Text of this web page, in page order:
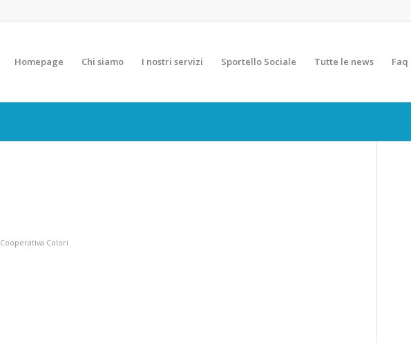
Homepage Chi siamo I nostri servizi Sportello Sociale Tutte le news Faq
Cooperativa Colori